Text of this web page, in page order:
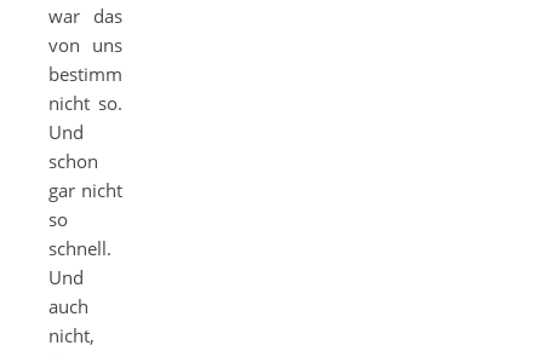
war das
von uns
bestimmt
nicht so.
Und
schon
gar nicht
so
schnell.
Und
auch
nicht,